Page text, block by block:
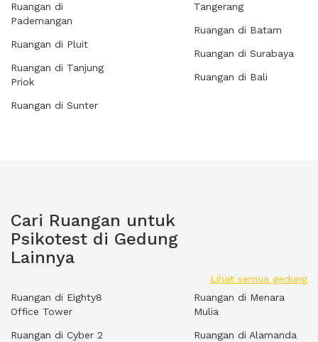
Ruangan di
Pademangan
Ruangan di Pluit
Ruangan di Tanjung
Priok
Ruangan di Sunter
Tangerang
Ruangan di Batam
Ruangan di Surabaya
Ruangan di Bali
Cari Ruangan untuk
Psikotest di Gedung
Lainnya
Lihat semua gedung
Ruangan di Eighty8
Office Tower
Ruangan di Cyber 2
Ruangan di Menara
Mulia
Ruangan di Alamanda